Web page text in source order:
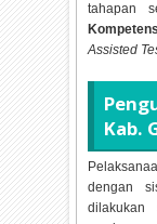
tahapan
Assisted
Kab.
dengan
dilakukan